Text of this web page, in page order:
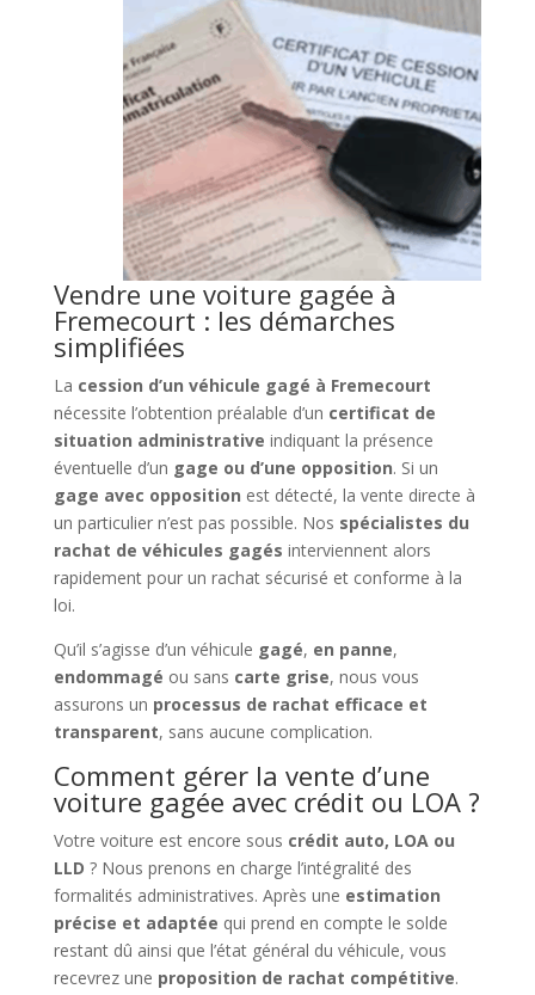
Vendre une voiture gagée à
Fremecourt : les démarches
simplifiées
La cession d’un véhicule gagé à Fremecourt
nécessite l’obtention préalable d’un certificat de
situation administrative indiquant la présence
éventuelle d’un gage ou d’une opposition. Si un
gage avec opposition est détecté, la vente directe à
un particulier n’est pas possible. Nos spécialistes du
rachat de véhicules gagés interviennent alors
rapidement pour un rachat sécurisé et conforme à la
loi.
Qu’il s’agisse d’un véhicule gagé, en panne,
endommagé ou sans carte grise, nous vous
assurons un processus de rachat efficace et
transparent, sans aucune complication.
Comment gérer la vente d’une
voiture gagée avec crédit ou LOA ?
Votre voiture est encore sous crédit auto, LOA ou
LLD ? Nous prenons en charge l’intégralité des
formalités administratives. Après une estimation
précise et adaptée qui prend en compte le solde
restant dû ainsi que l’état général du véhicule, vous
recevrez une proposition de rachat compétitive.